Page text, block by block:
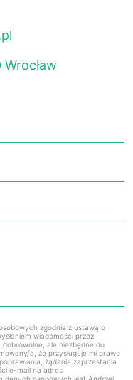
zgodnie z ustawą o
wiadomości przez
ale niezbędne do
a, że przysługuje mi prawo
żądania zaprzestania
e-mail na adres